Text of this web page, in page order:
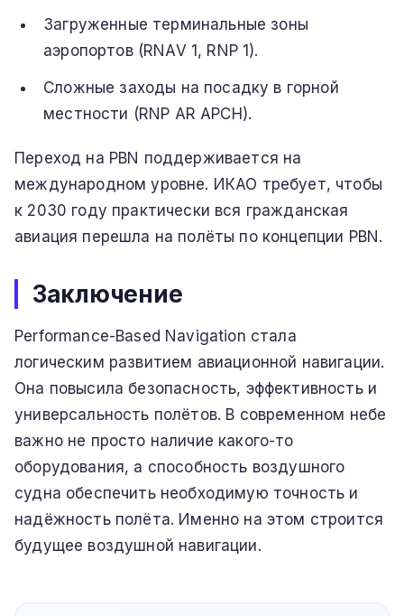
Загруженные терминальные зоны
аэропортов (RNAV 1, RNP 1).
Сложные заходы на посадку в горной
местности (RNP AR APCH).
Переход на PBN поддерживается на
международном уровне. ИКАО требует, чтобы
к 2030 году практически вся гражданская
авиация перешла на полёты по концепции PBN.
Заключение
Performance-Based Navigation стала
логическим развитием авиационной навигации.
Она повысила безопасность, эффективность и
универсальность полётов. В современном небе
важно не просто наличие какого-то
оборудования, а способность воздушного
судна обеспечить необходимую точность и
надёжность полёта. Именно на этом строится
будущее воздушной навигации.